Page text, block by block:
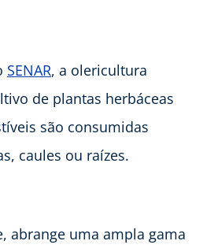
SENAR, a olericultura
de plantas herbáceas
são consumidas
caules ou raízes.
abrange uma ampla gama